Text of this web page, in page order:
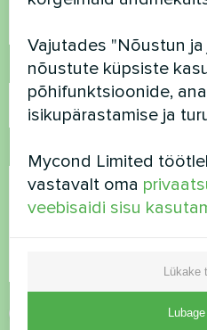
E-post
Kommentaar
Vajutades "Nõustun
nõustute küpsiste
põhifunktsioonide,
isikupärastamise ja
Mycond Limited
vastavalt oma
veebisaidi sisu
Lükake